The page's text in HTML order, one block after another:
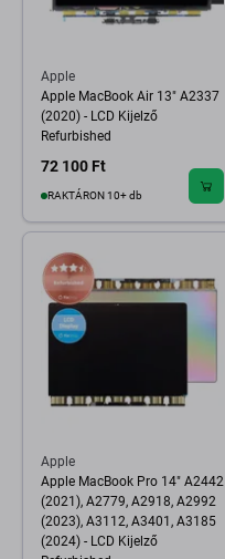
Apple
Apple MacBook Air 13" A2337
(2020) - LCD Kijelző
Refurbished
72 100 Ft
RAKTÁRON 10+ db
Apple
Apple MacBook Pro 14" A2442
(2021), A2779, A2918, A2992
(2023), A3112, A3401, A3185
(2024) - LCD Kijelző